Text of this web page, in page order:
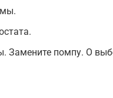
Замените помпу. О